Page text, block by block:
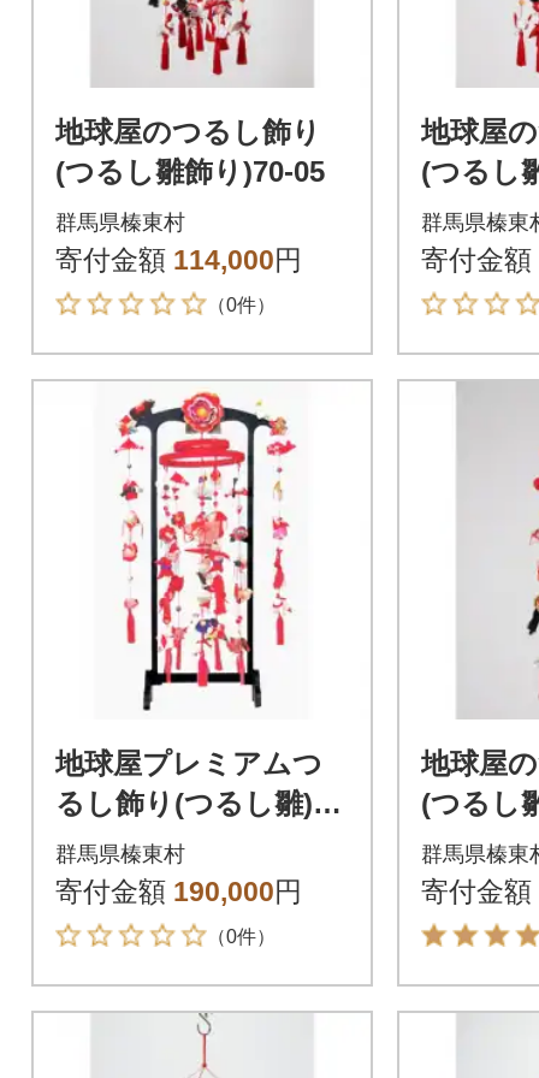
地球屋のつるし飾り
(つるし雛飾り)70-05
群馬県榛東村
寄付金額 114,000円
（0件）
地球屋
(つるし
群馬県榛東
寄付金額
地球屋プレミアムつ
るし飾り(つるし雛)
向い干支(丑と未)
群馬県榛東村
寄付金額 190,000円
（0件）
地球屋
(つるし
群馬県榛東
寄付金額